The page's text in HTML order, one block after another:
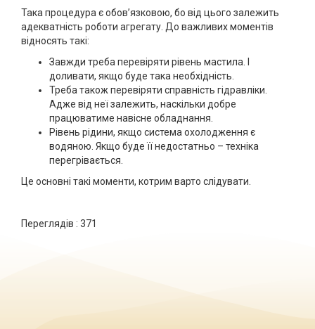
Така процедура є обов’язковою, бо від цього залежить
адекватність роботи агрегату. До важливих моментів
відносять такі:
Завжди треба перевіряти рівень мастила. І
доливати, якщо буде така необхідність.
Треба також перевіряти справність гідравліки.
Адже від неї залежить, наскільки добре
працюватиме навісне обладнання.
Рівень рідини, якщо система охолодження є
водяною. Якщо буде її недостатньо – техніка
перегрівається.
Це основні такі моменти, котрим варто слідувати.
Переглядів : 371